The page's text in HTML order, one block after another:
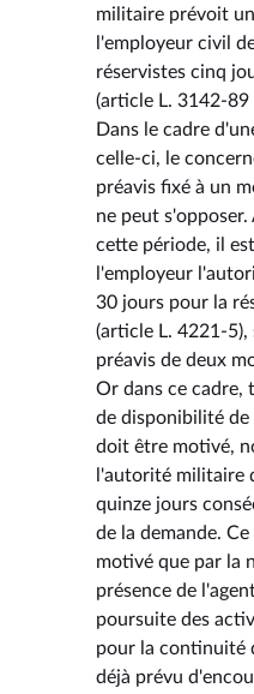
militaire prévoit
l'employeur civil
réservistes cinq
(article L. 3142-89
Dans le cadre
celle-ci, le
préavis fixé à un
ne peut
cette période, il
l'employeur
30 jours pour la
(article L. 4221-
préavis de deux
Or dans ce cadre,
de disponibilité
doit être motivé,
l'autorité militaire
quinze jours
de la demande.
motivé que par la
présence de
poursuite des
pour la continuité
déjà prévu